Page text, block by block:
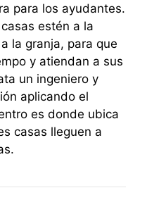
para los ayudantes.
estén a la
la granja, para que
y atiendan a sus
un ingeniero y
aplicando el
es donde ubica
casas lleguen a